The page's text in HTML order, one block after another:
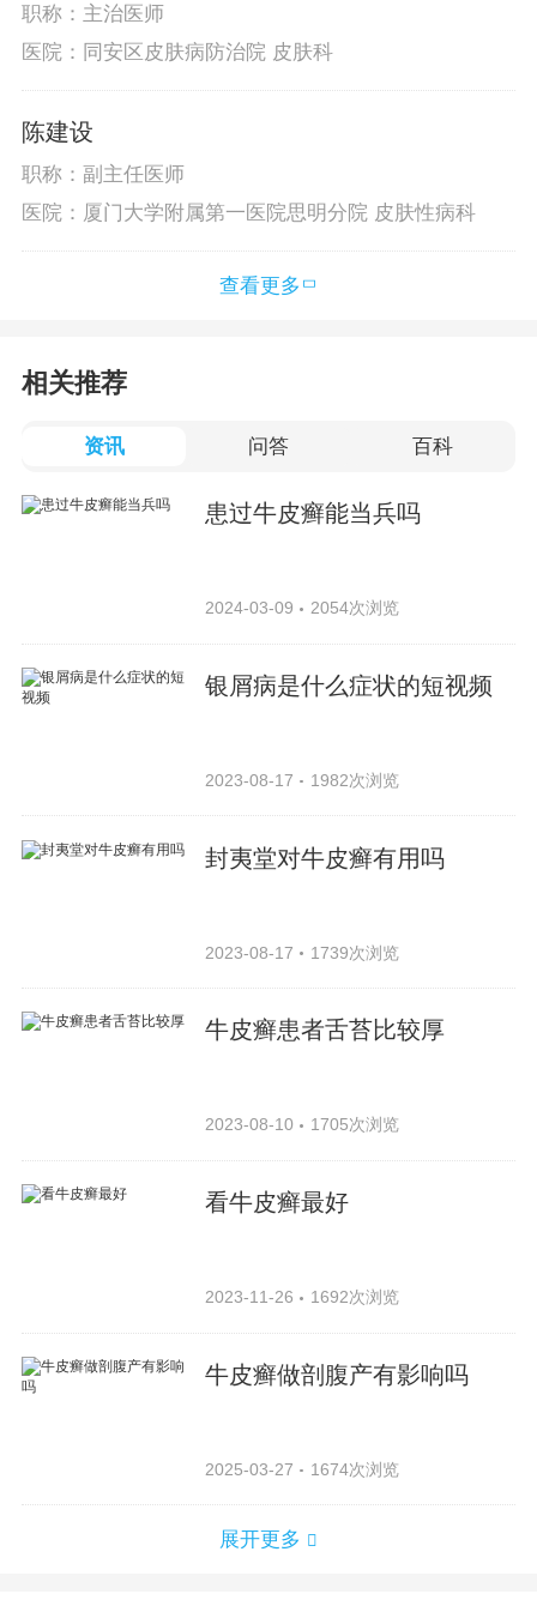
职称：主治医师
医院：同安区皮肤病防治院 皮肤科
陈建设
职称：副主任医师
医院：厦门大学附属第一医院思明分院 皮肤性病科
查看更多
相关推荐
资讯 问答 百科
患过牛皮癣能当兵吗
2024-03-09 2054次浏览
银屑病是什么症状的短视频
2023-08-17 1982次浏览
封夷堂对牛皮癣有用吗
2023-08-17 1739次浏览
牛皮癣患者舌苔比较厚
2023-08-10 1705次浏览
看牛皮癣最好
2023-11-26 1692次浏览
牛皮癣做剖腹产有影响吗
2025-03-27 1674次浏览
展开更多